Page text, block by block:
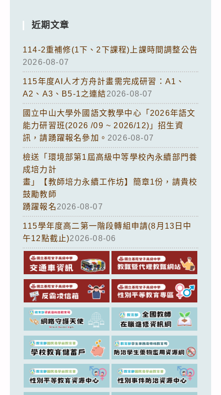
近期文章
114-2重補修(1下、2下課程)上課時間調整公告
2026-08-07
115年度AI人才方舟計畫需完成研習：A1、
A2、A3、B5-1之連結2026-08-07
國立中山大學外國語文教學中心「2026年語文
能力研習班(2026 /09 ~ 2026/12)」招生資
訊，請踴躍報名參加。 2026-08-07
檢送「環境部第1屆高級中等學校內永續部門養
成培力計
畫」【教師培力永續工作坊】簡章1份，請貴校
鼓勵教師
踴躍報名2026-08-07
115學年度高二第一階段轉組申請(8月13日中
午12點截止)2026-08-06